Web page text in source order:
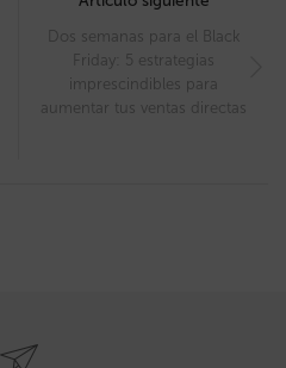
Dos semanas para el Black
Friday: 5 estrategias
imprescindibles para
aumentar tus ventas directas